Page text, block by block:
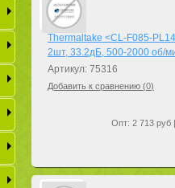
Thermaltake <CL-F085-
2шт, 33.2дБ, 500-2000 об/
Артикул: 75316
Добавить к сравнению (0)
Опт: 2 713 руб